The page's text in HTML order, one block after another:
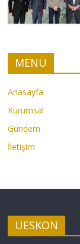
MENÜ
Anasayfa
Kurumsal
Gündem
İletişim
UESKON